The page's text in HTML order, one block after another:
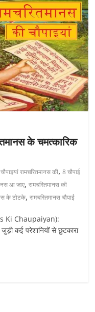
के चमत्कारिक
रामचरितमानस की,8 चौपाई
आ जाए,रामचरितमानस की
के टोटके,रामचरितमानस चौपाई
Ki Chaupaiyan):
जुड़ी कई परेशानियों से छुटकारा